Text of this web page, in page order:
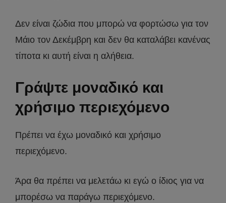
Δεν είναι ζώδια που μπορώ να φορτώσω για τον
Μάιο τον Δεκέμβρη και δεν θα καταλάβει κανένας
τίποτα κι αυτή είναι η αλήθεια.
Γράψτε μοναδικό και
χρήσιμο περιεχόμενο
Πρέπει να έχω μοναδικό και χρήσιμο
περιεχόμενο.
Άρα θα πρέπει να μελετάω κι εγώ ο ίδιος για να
μπορέσω να παράγω περιεχόμενο.